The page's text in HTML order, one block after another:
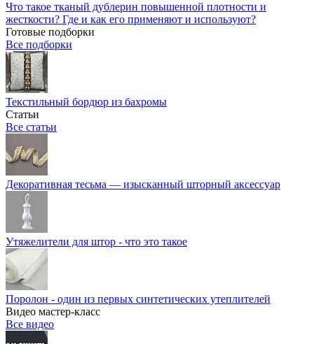
Что такое тканый дублерин повышенной плотности и
жесткости? Где и как его применяют и используют?
Готовые подборки
Все подборки
Текстильный бордюр из бахромы
Статьи
Все статьи
Декоративная тесьма — изысканный шторный аксессуар
Утяжелители для штор - что это такое
Поролон - один из первых синтетических утеплителей
Видео мастер-класс
Все видео